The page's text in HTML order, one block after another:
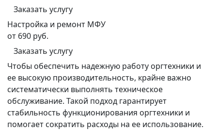
Заказать услугу
Настройка и ремонт МФУ
от 690 руб.
Заказать услугу
Чтобы обеспечить надежную работу оргтехники и
ее высокую производительность, крайне важно
систематически выполнять техническое
обслуживание. Такой подход гарантирует
стабильность функционирования оргтехники и
помогает сократить расходы на ее использование.